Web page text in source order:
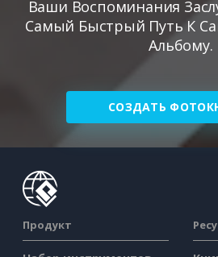
Ваши Воспоминания
Самый Быстрый Путь К
Альбому.
СОЗДАТЬ
Продукт